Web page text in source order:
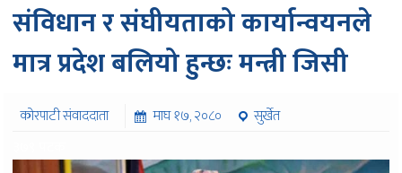
संविधान र संघीयताको कार्यान्वयनले
मात्र प्रदेश बलियो हुन्छः मन्त्री जिसी
कोरपाटी संवाददाता माघ १७, २०८०
सुर्खेत